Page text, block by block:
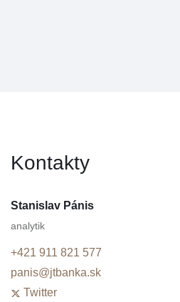
Kontakty
Stanislav Pánis
analytik
+421 911 821 577
panis@jtbanka.sk
Twitter